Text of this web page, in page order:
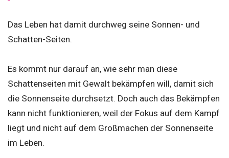
Das Leben hat damit durchweg seine Sonnen- und
Schatten-Seiten.
Es kommt nur darauf an, wie sehr man diese
Schattenseiten mit Gewalt bekämpfen will, damit sich
die Sonnenseite durchsetzt. Doch auch das Bekämpfen
kann nicht funktionieren, weil der Fokus auf dem Kampf
liegt und nicht auf dem Großmachen der Sonnenseite
im Leben.